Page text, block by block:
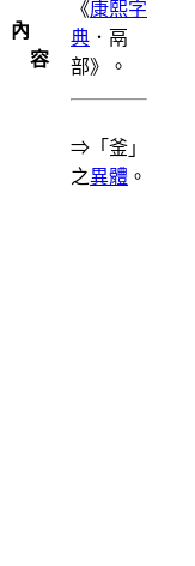
內
容
《康熙字
典 ．鬲
部》。
⇒「釜」
之異體 。